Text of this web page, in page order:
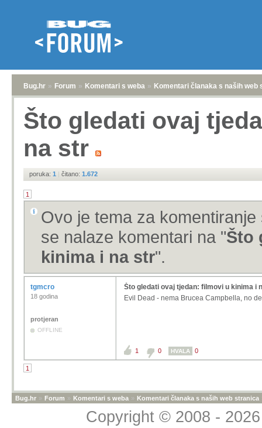
Bug.hr » Forum » Komentari s weba » Komentari članaka s naših web
Što gledati ovaj
na str
poruka: 1 | čitano: 1.672
1
Ovo je tema za
se nalaze komentari na "Što
kinima i na str".
tgmcro
18 godina
protjeran
OFFLINE
Što gledati ovaj tjedan: filmovi u kinima i
Evil Dead - nema Brucea Campbella, no
1 0 HVALA 0
1
Bug.hr » Forum » Komentari s weba » Komentari članaka s naših web stranica
Copyright © 2008 -